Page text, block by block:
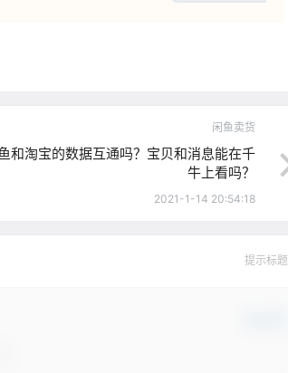
闲鱼卖货
和淘宝的数据互通吗？宝贝和消息能在千
牛上看吗？
2021-1-14 20:54:18
提示标题